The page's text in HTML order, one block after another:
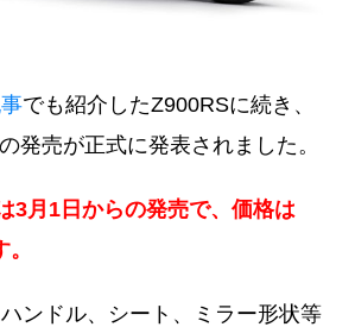
でも紹介したZ900RSに続き、
発売が正式に発表されました。
3月1日からの発売で、価格は
ンドル、シート、ミラー形状等